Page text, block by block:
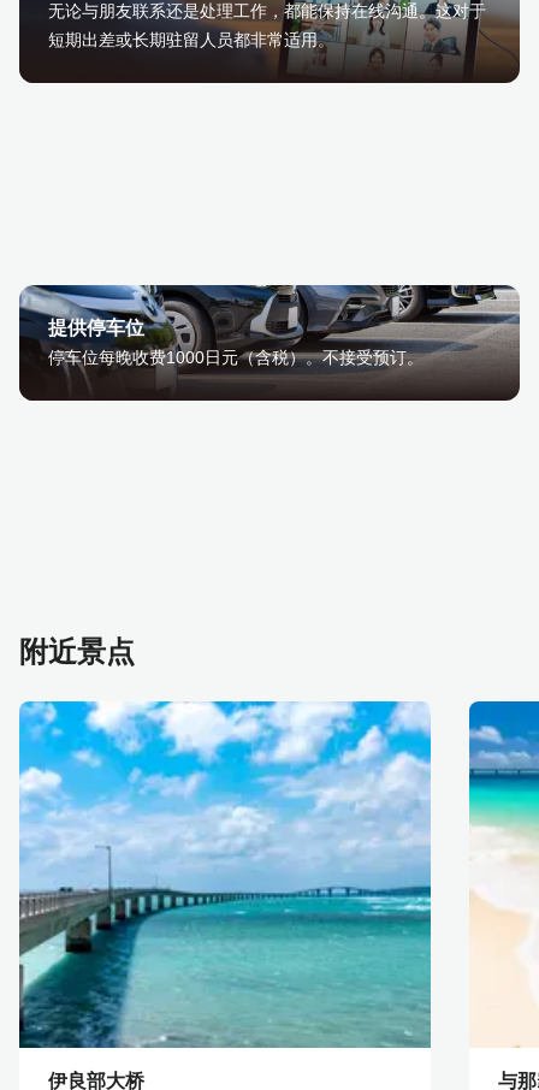
无论与朋友联系还是处理工作，都能保持在线沟通。这对于
短期出差或长期驻留人员都非常适用。
提供停车位
停车位每晚收费1000日元（含税）。不接受预订。
附近景点
伊良部大桥 与